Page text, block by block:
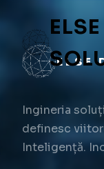
ELSE
Ingineria
definesc
Inteligență.